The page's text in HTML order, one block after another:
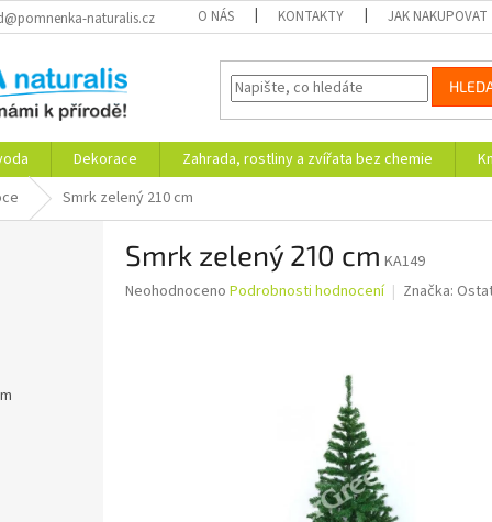
naturalis.cz O NÁS KONTAKTY JAK NAKUPOVAT
Dekorace Zahrada, rostliny a zvířata bez chemie
Smrk zelený 210 cm
Smrk zelený 210 cm KA149
Průměrné
Neohodnoceno Podrobnosti hodnocení Značka: